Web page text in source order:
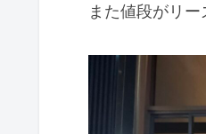
また値段がリ